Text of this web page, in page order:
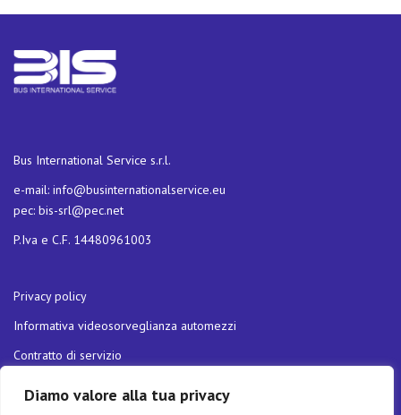
Diamo valore alla tua privacy
Bus International Service s.r.l.
e-mail: info@businternationalservice.eu
pec: bis-srl@pec.net
P.Iva e C.F. 14480961003
Privacy policy
Informativa videosorveglianza automezzi
Contratto di servizio